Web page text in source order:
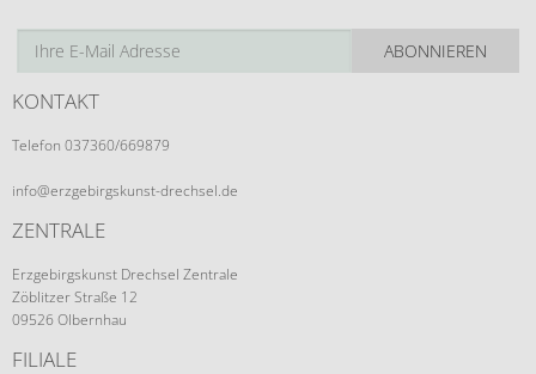
ABONNIEREN
KONTAKT
Telefon 037360/669879
info@erzgebirgskunst-drechsel.de
ZENTRALE
Erzgebirgskunst Drechsel Zentrale
Zöblitzer Straße 12
09526 Olbernhau
FILIALE